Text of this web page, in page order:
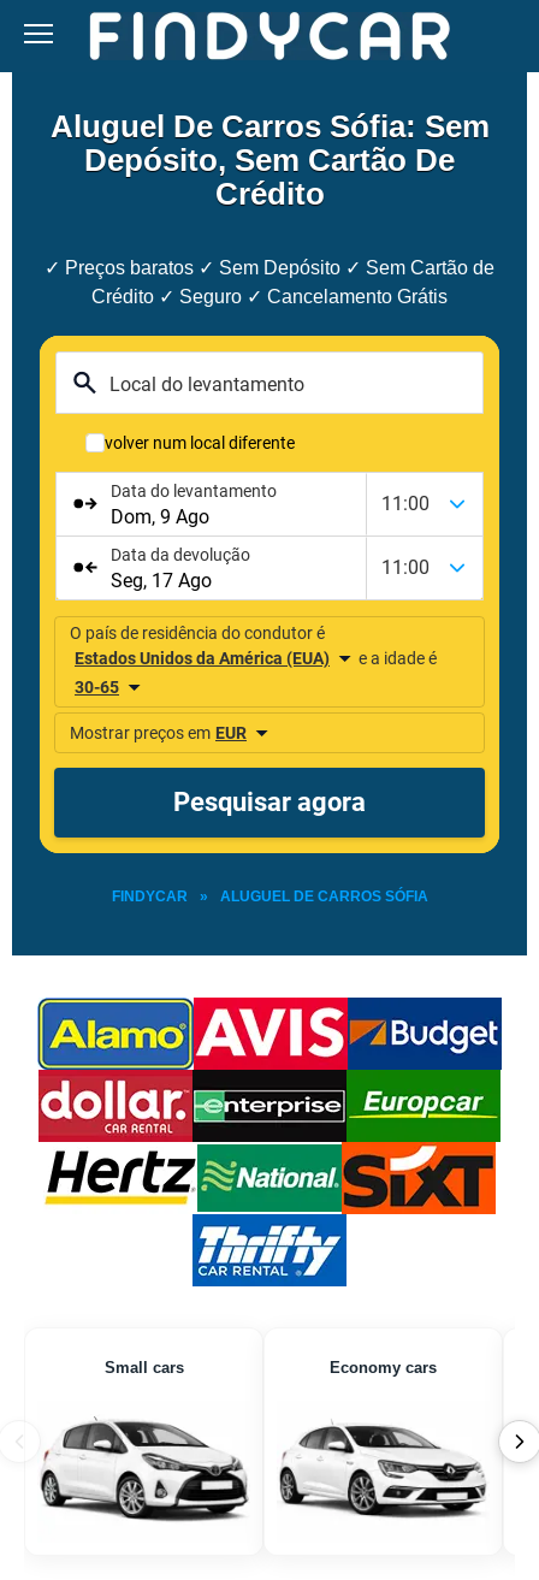
content
Aluguel De Carros Sófia: Sem
Depósito, Sem Cartão De
Crédito
✓ Preços baratos ✓ Sem Depósito ✓ Sem Cartão de
Crédito ✓ Seguro ✓ Cancelamento Grátis
FINDYCAR » ALUGUEL DE CARROS SÓFIA
Small cars Economy cars